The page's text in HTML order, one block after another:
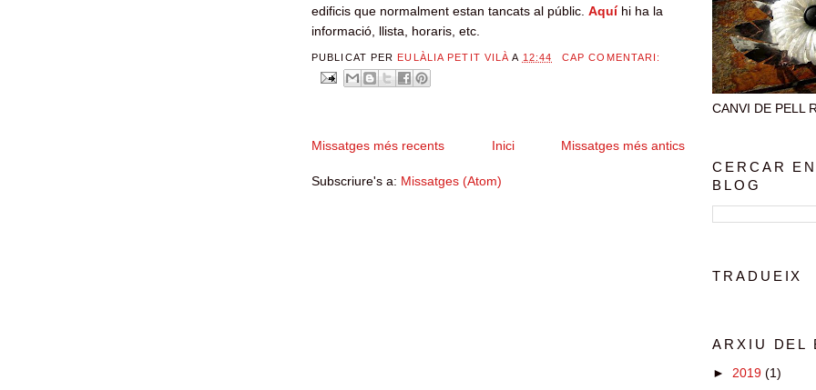
edificis que normalment estan tancats al públic. Aquíhi ha la
informació, llista, horaris, etc.
PUBLICAT PER EULÀLIA PETIT VILÀ A 12:44 CAP COMENTARI:
Missatges més recents Missatges més antics
Inici
Subscriure's a: Missatges (Atom)
CANVI DE PELL
CERCAR
BLOG
TRADUEIX
ARXIU DEL
► 2019 (1)